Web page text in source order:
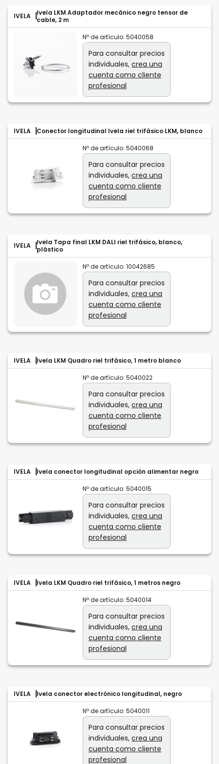
IVELA
Ivela LKM Adaptador mecánico negro tensor de
cable, 2 m
Nº de artículo: 5040058
Para consultar precios
individuales, crea una
cuenta como cliente
profesional
IVELA Conector longitudinal Ivela riel trifásico LKM, blanco
Nº de artículo: 5040068
Para consultar precios
individuales, crea una
cuenta como cliente
profesional
IVELA
Ivela Tapa final LKM DALI riel trifásico, blanco,
plástico
Nº de artículo: 10042685
Para consultar precios
individuales, crea una
cuenta como cliente
profesional
IVELA Ivela LKM Quadro riel trifásico, 1 metro blanco
Nº de artículo: 5040022
Para consultar precios
individuales, crea una
cuenta como cliente
profesional
IVELA Ivela conector longitudinal opción alimentar negro
Nº de artículo: 5040015
Para consultar precios
individuales, crea una
cuenta como cliente
profesional
IVELA Ivela LKM Quadro riel trifásico, 1 metros negro
Nº de artículo: 5040014
Para consultar precios
individuales, crea una
cuenta como cliente
profesional
IVELA Ivela conector electrónico longitudinal, negro
Nº de artículo: 5040011
Para consultar precios
individuales, crea una
cuenta como cliente
profesional